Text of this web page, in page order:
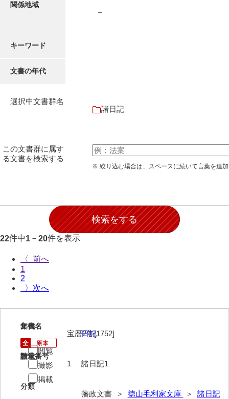
御広式日記
御書出控
御家譜
御家督記
御引越記
御養縁記
御逝去録
関係地域
－
キーワード
文書の年代
選択中文書群名
諸日記
この文書群に属す
る文書を検索する
※ 絞り込む場合は、スペースに続いて言葉を追
22件中1 － 20件を表示
〈
1
2
〉
1
文書名
日記
請求番号
諸日記1
分類
藩政文書 ＞ 徳山毛利家文庫 ＞ 諸日記
年代
宝暦2年[1752]
数量
1
閲覧
撮影
掲載